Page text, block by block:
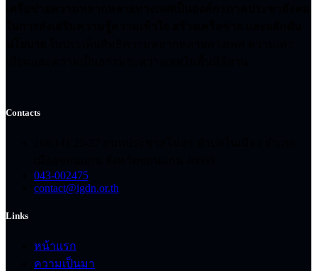
Contacts
043-002475
contact@igdn.or.th
Links
หน้าแรก
ความเป็นมา